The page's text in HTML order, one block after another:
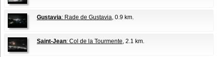
Gustavia: Rade de Gustavia, 0.9 km.
Saint-Jean: Col de la Tourmente, 2.1 km.